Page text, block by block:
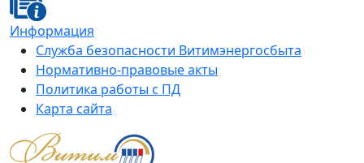
Информация
Служба безопасности Витимэнергосбыта
Нормативно-правовые акты
Политика работы с ПД
Карта сайта